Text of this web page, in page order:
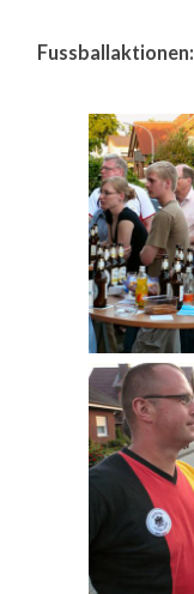
Fussballaktionen: